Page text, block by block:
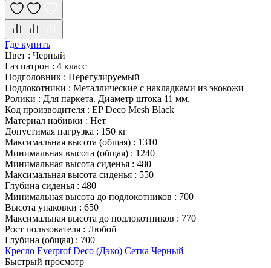
Где купить
Цвет : Черный
Газ патрон : 4 класс
Подголовник : Нерегулируемый
Подлокотники : Металлические с накладками из экокожи
Ролики : Для паркета. Диаметр штока 11 мм.
Код производителя : EP Deco Mesh Black
Материал набивки : Нет
Допустимая нагрузка : 150 кг
Максимальная высота (общая) : 1310
Минимальная высота (общая) : 1240
Минимальная высота сиденья : 480
Максимальная высота сиденья : 550
Глубина сиденья : 480
Минимальная высота до подлокотников : 700
Высота упаковки : 650
Максимальная высота до подлокотников : 770
Рост пользователя : Любой
Глубина (общая) : 700
Кресло Everprof Deco (Дэко) Сетка Черный
Быстрый просмотр